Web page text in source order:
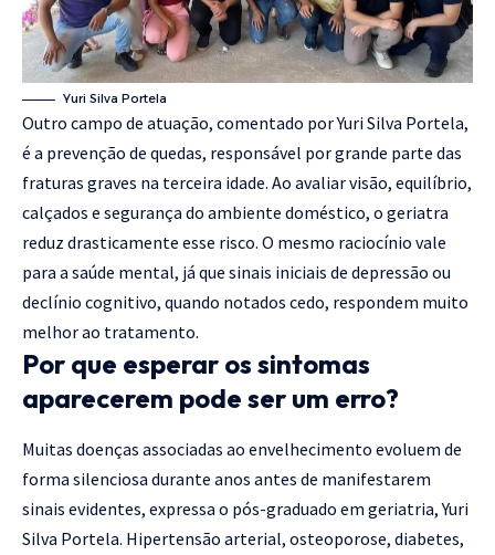
Yuri Silva Portela
Outro campo de atuação, comentado por Yuri Silva Portela,
é a prevenção de quedas, responsável por grande parte das
fraturas graves na terceira idade. Ao avaliar visão, equilíbrio,
calçados e segurança do ambiente doméstico, o geriatra
reduz drasticamente esse risco. O mesmo raciocínio vale
para a saúde mental, já que sinais iniciais de depressão ou
declínio cognitivo, quando notados cedo, respondem muito
melhor ao tratamento.
Por que esperar os sintomas
aparecerem pode ser um erro?
Muitas doenças associadas ao envelhecimento evoluem de
forma silenciosa durante anos antes de manifestarem
sinais evidentes, expressa o pós-graduado em geriatria, Yuri
Silva Portela. Hipertensão arterial, osteoporose, diabetes,